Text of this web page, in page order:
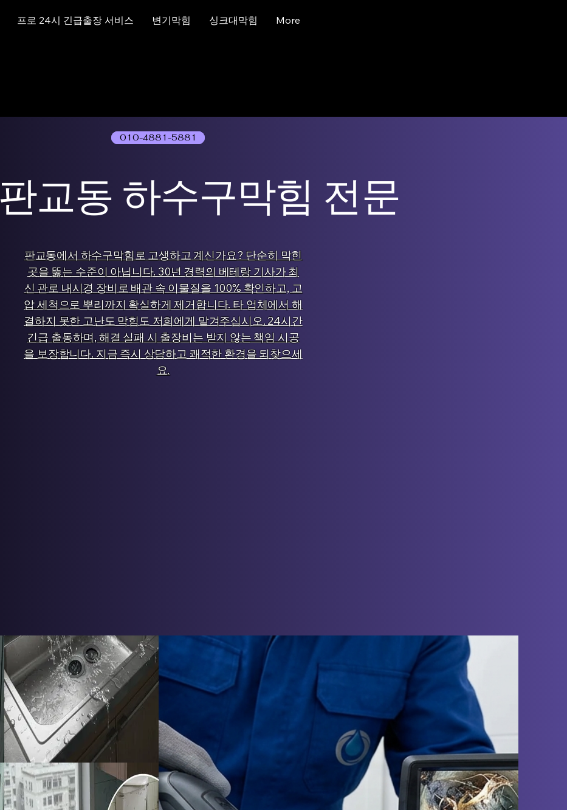
프로 24시 긴급출장 서비스 변기막힘 싱크대막힘 More
01077786631
판교동 하수구막힘 전문
판교동에서 하수구막힘로 고생하고 계신가요? 단순히 막힌
곳을 뚫는 수준이 아닙니다. 30년 경력의 베테랑 기사가 최
신 관로 내시경 장비로 배관 속 이물질을 100% 확인하고, 고
압 세척으로 뿌리까지 확실하게 제거합니다. 타 업체에서 해
결하지 못한 고난도 막힘도 저희에게 맡겨주십시오. 24시간
긴급 출동하며, 해결 실패 시 출장비는 받지 않는 책임 시공
을 보장합니다. 지금 즉시 상담하고 쾌적한 환경을 되찾으세
요.
010-4881-5881